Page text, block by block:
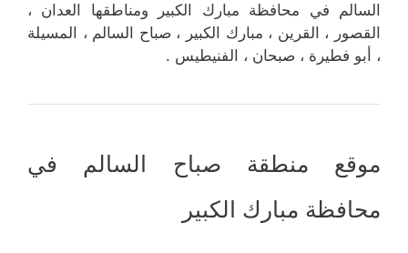
السالم في محافظة مبارك الكبير ومناطقها العدان ،
القصور ، القرين ، مبارك الكبير ، صباح السالم ، المسيلة
، أبو فطيرة ، صبحان ، الفنيطيس .
موقع منطقة صباح السالم في
محافظة مبارك الكبير